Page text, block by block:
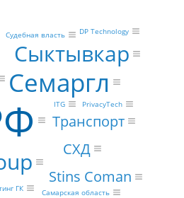
Семаргл
Сыктывкар
Stins Coman
СХД
Транспорт
ITG
ГК
DP Technology
Судебная власть
PrivacyTech
Самарская область